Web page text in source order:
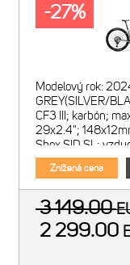
Modelový rok:
GREY(SILVER/
CF3 III; karbón;
29x2.4";
Shox SID SL;
kónický krk; 2-
Znížená cena
-27%
3 149.00
2 299.00